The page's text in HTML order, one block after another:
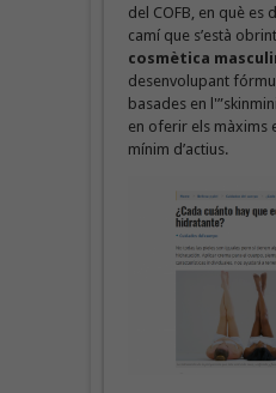
del COFB, en què es
camí que s’està
cosmètica
desenvolupant
basades en
en oferir els màxims
mínim d’actius.